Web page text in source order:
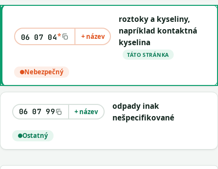
06 07 04* + název
roztoky a kyseliny,
napríklad kontaktná
kyselina
TÁTO STRÁNKA
Nebezpečný
06 07 99 + název
odpady inak
nešpecifikované
Ostatný